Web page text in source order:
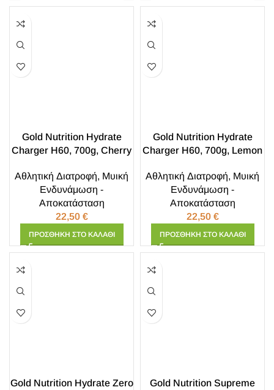
Gold Nutrition Hydrate
Charger H60, 700g, Cherry
Αθλητική Διατροφή, Μυική
Ενδυνάμωση -
Αποκατάσταση
22,50 €
ΠΡΟΣΘΉΚΗ ΣΤΟ ΚΑΛΆΘΙ
Gold Nutrition Hydrate
Charger H60, 700g, Lemon
Αθλητική Διατροφή, Μυική
Ενδυνάμωση -
Αποκατάσταση
22,50 €
ΠΡΟΣΘΉΚΗ ΣΤΟ ΚΑΛΆΘΙ
Gold Nutrition Hydrate Zero
Gold Nutrition Supreme